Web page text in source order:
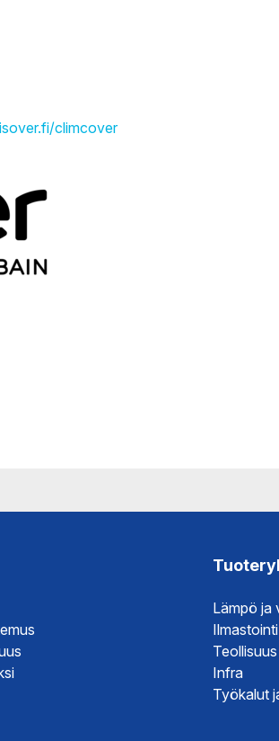
climcover
Lämpö ja
Ilmastointi
Teollisuus
Infra
Työkalut